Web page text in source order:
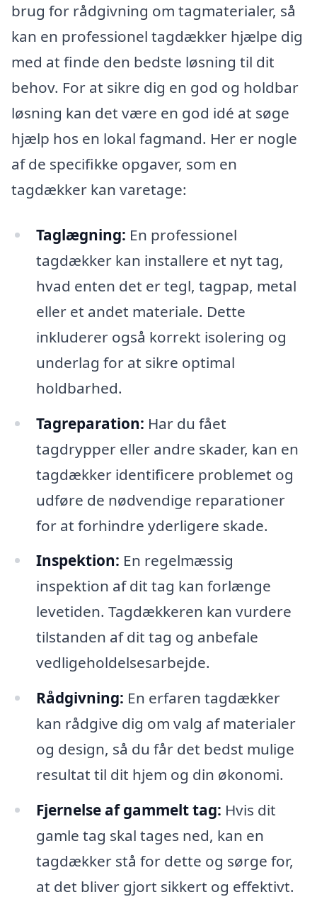
brug for rådgivning om tagmaterialer, så
kan en professionel tagdækker hjælpe dig
med at finde den bedste løsning til dit
behov. For at sikre dig en god og holdbar
løsning kan det være en god idé at søge
hjælp hos en lokal fagmand. Her er nogle
af de specifikke opgaver, som en
tagdækker kan varetage:
Taglægning: En professionel
tagdækker kan installere et nyt tag,
hvad enten det er tegl, tagpap, metal
eller et andet materiale. Dette
inkluderer også korrekt isolering og
underlag for at sikre optimal
holdbarhed.
Tagreparation: Har du fået
tagdrypper eller andre skader, kan en
tagdækker identificere problemet og
udføre de nødvendige reparationer
for at forhindre yderligere skade.
Inspektion: En regelmæssig
inspektion af dit tag kan forlænge
levetiden. Tagdækkeren kan vurdere
tilstanden af dit tag og anbefale
vedligeholdelsesarbejde.
Rådgivning: En erfaren tagdækker
kan rådgive dig om valg af materialer
og design, så du får det bedst mulige
resultat til dit hjem og din økonomi.
Fjernelse af gammelt tag: Hvis dit
gamle tag skal tages ned, kan en
tagdækker stå for dette og sørge for,
at det bliver gjort sikkert og effektivt.